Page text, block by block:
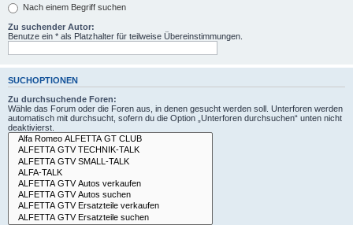
Nach einem Begriff suchen
Zu suchender Autor:
Benutze ein * als Platzhalter für teilweise Übereinstimmungen.
SUCHOPTIONEN
Zu durchsuchende Foren:
Wähle das Forum oder die Foren aus, in denen gesucht werden soll. Unterforen werden
automatisch mit durchsucht, sofern du die Option „Unterforen durchsuchen“ unten nicht
deaktivierst.